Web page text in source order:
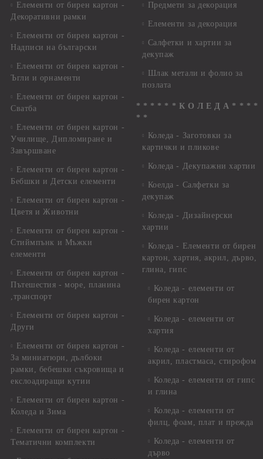
Елементи от бирен картон -
Декоративни рамки
Елементи от бирен картон -
Надписи на български
Елементи от бирен картон -
Ъгли и орнаменти
Елементи от бирен картон -
Сватба
Елементи от бирен картон -
Училище, Дипломиране и
Завършване
Елементи от бирен картон -
Бебшки и Детски елементи
Елементи от бирен картон -
Цветя и Животни
Елементи от бирен картон -
Стиймпънк и Мъжки
елементи
Елементи от бирен картон -
Пътешестия - море, планина
,транспорт
Елементи от бирен картон -
Други
Елементи от бирен картон -
За миниатюри, дълбоки
рамки, бебешки съкровища и
екслоадиращи кутии
Елементи от бирен картон -
Коледа и Зима
Елементи от бирен картон -
Тематични комплекти
Предмети за декорация
Елементи за декорация
Салфетки и хартии за
декупаж
Шлак метали и фолио за
позлата
* * * * * * К О Л Е Д А * * * *
* *
Коледа - Заготовки за
картички и пликове
Коледа - Декупажни хартии
Коелда - Салфетки за
декупаж
Коледа - Дизайнерски
хартии
Коледа - Eлементи от бирен
картон, хартия, акрил, дърво,
глина, гипс
Коледа - елементи от
бирен картон
Коледа - елементи от
хартия
Коледа - елементи от
акрил, пластмаса, стирофом
Коледа - елементи от гипс
и глина
Коледа - елементи от
филц, фоам, плат и прежда
Коледа - елементи от
дърво